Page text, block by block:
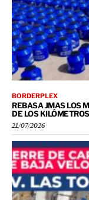
BORDERPLEX
REBASA JMAS LOS
DE LOS KILÓMETROS
21/07/2026